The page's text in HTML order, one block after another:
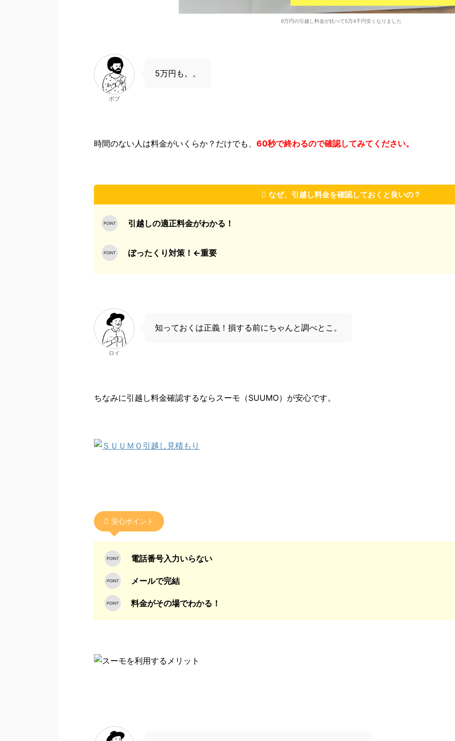
9万円の引越し料金が比べて5万4千円安くなりました
ボブ
5万円も。。
時間のない人は料金がいくらか？ だけでも、 60秒で終わるので確認してみてください。
なぜ、引越し料金を確認しておくと良いの？
引越しの適正料金がわかる！
ぼったくり対策！←重要
ロイ
知っておくは正義！損する前にちゃんと調べとこ。
ちなみに引越し料金確認するならスーモ（SUUMO）が安心です。
安心ポイント
電話番号入力いらない
メールで完結
料金がその場でわかる！